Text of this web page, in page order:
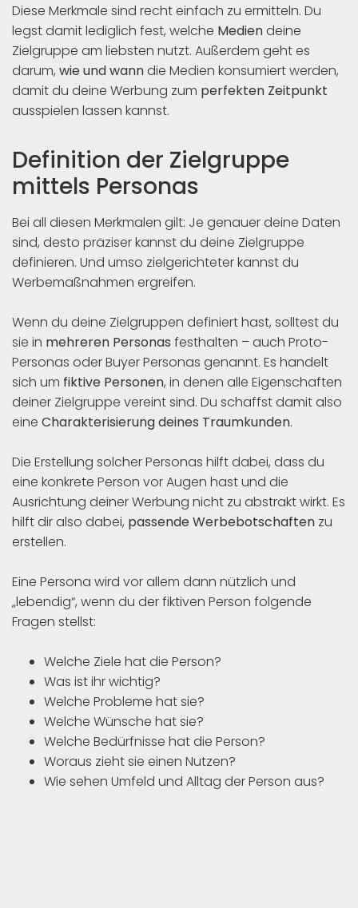
Diese Merkmale sind recht einfach zu ermitteln. Du
legst damit lediglich fest, welche Mediendeine
Zielgruppe am liebsten nutzt. Außerdem geht es
darum, wie und wanndie Medien konsumiert werden,
damit du deine Werbung zum perfekten Zeitpunkt
ausspielen lassen kannst.
Definition der Zielgruppe
mittels Personas
Bei all diesen Merkmalen gilt: Je genauer deine Daten
sind, desto präziser kannst du deine Zielgruppe
definieren. Und umso zielgerichteter kannst du
Werbemaßnahmen ergreifen.
Wenn du deine Zielgruppen definiert hast, solltest du
sie in mehreren Personas festhalten – auch Proto-
Personas oder Buyer Personas genannt. Es handelt
sich um fiktive Personen, in denen alle Eigenschaften
deiner Zielgruppe vereint sind. Du schaffst damit also
eine Charakterisierung deines Traumkunden.
Die Erstellung solcher Personas hilft dabei, dass du
eine konkrete Person vor Augen hast und die
Ausrichtung deiner Werbung nicht zu abstrakt wirkt. Es
hilft dir also dabei, passende Werbebotschaften zu
erstellen.
Eine Persona wird vor allem dann nützlich und
„lebendig“, wenn du der fiktiven Person folgende
Fragen stellst:
Welche Ziele hat die Person?
Was ist ihr wichtig?
Welche Probleme hat sie?
Welche Wünsche hat sie?
Welche Bedürfnisse hat die Person?
Woraus zieht sie einen Nutzen?
Wie sehen Umfeld und Alltag der Person aus?